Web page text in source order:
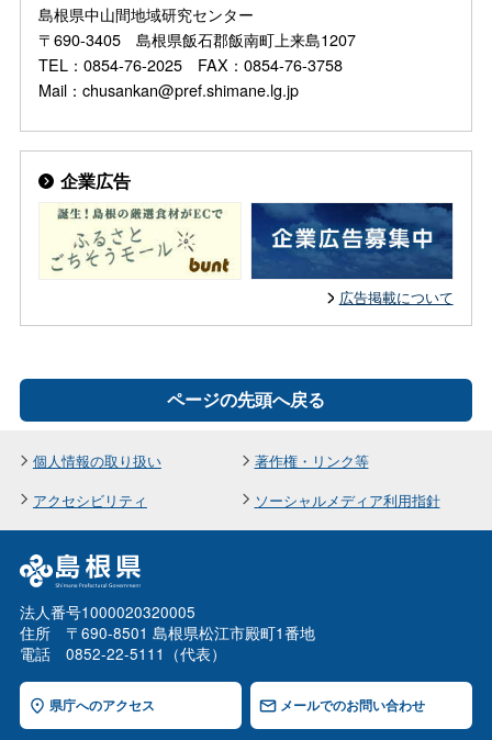
島根県中山間地域研究センター
〒690-3405 島根県飯石郡飯南町上来島1207
TEL：0854-76-2025 FAX：0854-76-3758
Mail：chusankan@pref.shimane.lg.jp
企業広告
広告掲載について
ページの先頭へ戻る
個人情報の取り扱い
著作権・リンク等
アクセシビリティ
ソーシャルメディア利用指針
法人番号1000020320005
住所 〒690-8501 島根県松江市殿町1番地
電話 0852-22-5111（代表）
県庁へのアクセス メールでのお問い合わせ